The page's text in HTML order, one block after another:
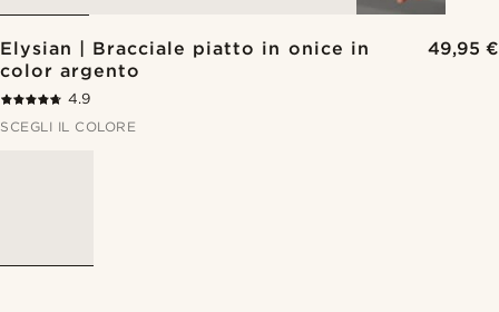
Elysian | Bracciale piatto in onice in
color argento
49,95 €
4.9
SCEGLI IL COLORE